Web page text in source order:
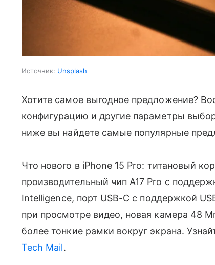
Источник: Unsplash
Хотите самое выгодное предложение?
конфигурацию и другие параметры
ниже вы найдете самые популярные
Что нового в iPhone 15 Pro: титановый
производительный чип A17 Pro с
Intelligence, порт USB-C с поддержкой
при просмотре видео, новая камера 48
более тонкие рамки вокруг экрана.
Tech Mail.